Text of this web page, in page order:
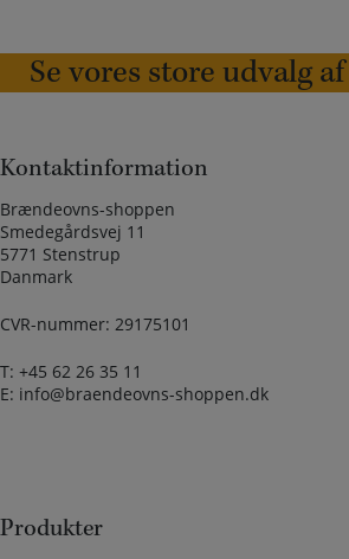
Se vores store udvalg
Kontaktinformation
Brændeovns-shoppen
Smedegårdsvej 11
5771 Stenstrup
Danmark
CVR-nummer: 29175101
T: +45 62 26 35 11
E: info@braendeovns-shoppen.dk
Produkter